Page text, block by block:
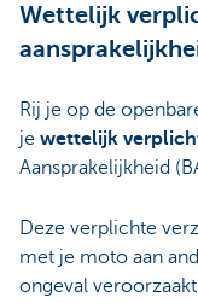
Wettelijk
Rij je op de
je wettelijk
Aansprakelijkheid
Deze verplichte
met je moto aan
ongeval